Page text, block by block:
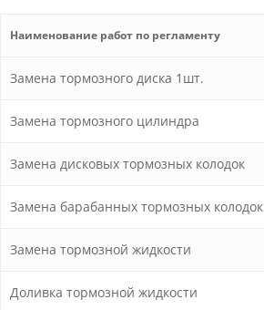
Наименование работ по регламенту
Замена тормозного диска 1шт.
Замена тормозного цилиндра
Замена дисковых тормозных колодок
Замена барабанных тормозных колодок
Замена тормозной жидкости
Доливка тормозной жидкости